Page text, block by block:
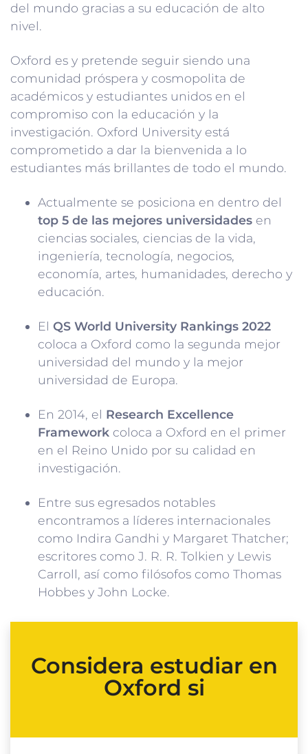
del mundo gracias a su educación de alto
nivel.
Oxford es y pretende seguir siendo una
comunidad próspera y cosmopolita de
académicos y estudiantes unidos en el
compromiso con la educación y la
investigación. Oxford University está
comprometido a dar la bienvenida a lo
estudiantes más brillantes de todo el mundo.
Actualmente se posiciona en dentro del
top 5 de las mejores universidades en
ciencias sociales, ciencias de la vida,
ingeniería, tecnología, negocios,
economía, artes, humanidades, derecho y
educación.
El QS World University Rankings 2022
coloca a Oxford como la segunda mejor
universidad del mundo y la mejor
universidad de Europa.
En 2014, el Research Excellence
Framework coloca a Oxford en el primer
en el Reino Unido por su calidad en
investigación.
Entre sus egresados notables
encontramos a líderes internacionales
como Indira Gandhi y Margaret Thatcher;
escritores como J. R. R. Tolkien y Lewis
Carroll, así como filósofos como Thomas
Hobbes y John Locke.
Considera estudiar en
Oxford si